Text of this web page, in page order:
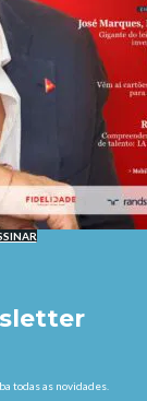
todas as novidades.